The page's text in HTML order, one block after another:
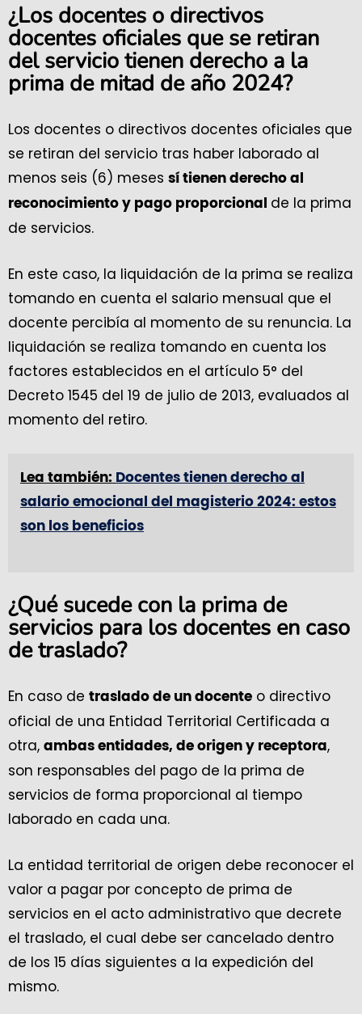
¿Los docentes o directivos
docentes oficiales que se retiran
del servicio tienen derecho a la
prima de mitad de año 2024?
Los docentes o directivos docentes oficiales que
se retiran del servicio tras haber laborado al
menos seis (6) meses sí tienen derecho al
reconocimiento y pago proporcional de la prima
de servicios.
En este caso, la liquidación de la prima se realiza
tomando en cuenta el salario mensual que el
docente percibía al momento de su renuncia. La
liquidación se realiza tomando en cuenta los
factores establecidos en el artículo 5° del
Decreto 1545 del 19 de julio de 2013, evaluados al
momento del retiro.
Lea también: Docentes tienen derecho al
salario emocional del magisterio 2024: estos
son los beneficios
¿Qué sucede con la prima de
servicios para los docentes en caso
de traslado?
En caso de traslado de un docente o directivo
oficial de una Entidad Territorial Certificada a
otra, ambas entidades, de origen y receptora,
son responsables del pago de la prima de
servicios de forma proporcional al tiempo
laborado en cada una.
La entidad territorial de origen debe reconocer el
valor a pagar por concepto de prima de
servicios en el acto administrativo que decrete
el traslado, el cual debe ser cancelado dentro
de los 15 días siguientes a la expedición del
mismo.